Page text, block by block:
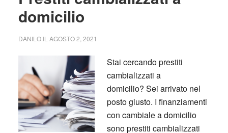
domicilio
DANILOIL AGOSTO 2, 2021
Stai cercando prestiti
cambializzati a
domicilio? Sei arrivato nel
posto giusto. I finanziamenti
con cambiale a domicilio
sono prestiti cambializzati